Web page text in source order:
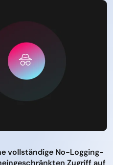
vollständige No-Logging-
Zugriff auf